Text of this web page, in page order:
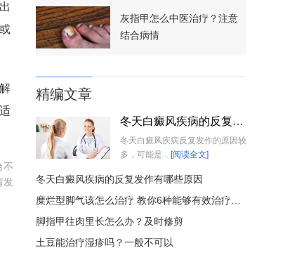
不
发
灰指甲怎么中医治疗？注意
结合病情
精编文章
冬天白癜风疾病的反复发作有哪些原因
冬天白癜风疾病反复发作的原因较
多，可能是... [阅读全文]
冬天白癜风疾病的反复发作有哪些原因
糜烂型脚气该怎么治疗 教你6种能够有效治疗糜烂型脚气的方法
脚指甲往肉里长怎么办？及时修剪
土豆能治疗湿疹吗？一般不可以